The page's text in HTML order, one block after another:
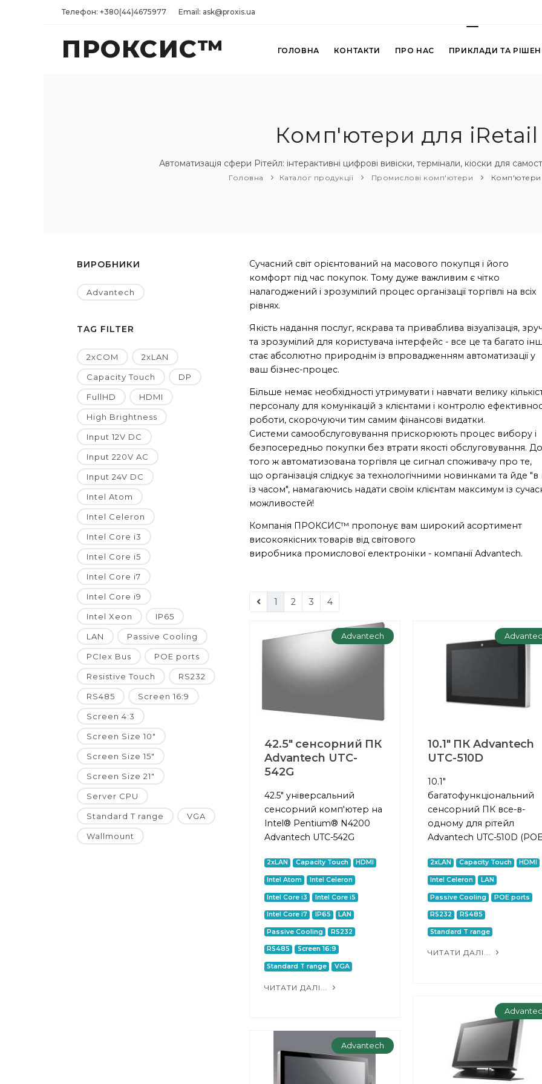
Телефон: +380(44)4675977 Email: ask@proxis.ua
ПРОКСИС™ ГОЛОВНА КОНТАКТИ ПРО НАС ПРИКЛАДИ ТА
Комп'ютери для iRetail
Автоматизація сфери Рітейл: інтерактивні цифрові вивіски, термінали, кіоски для
Головна Каталог продукції Промислові комп'ютери Комп'ютери
ВИРОБНИКИ
Advantech
TAG FILTER
2xCOM 2xLAN
Capacity Touch DP
FullHD HDMI
High Brightness
Input 12V DC
Input 220V AC
Input 24V DC
Intel Atom
Intel Celeron
Intel Core i3
Intel Core i5
Intel Core i7
Intel Core i9
Intel Xeon IP65
LAN Passive Cooling
PCIex Bus POE ports
Resistive Touch RS232
RS485 Screen 16:9
Screen 4:3
Screen Size 10"
Screen Size 15"
Screen Size 21"
Server CPU
Standard T range VGA
Wallmount
Сучасний світ орієнтований на масового покупця і його
комфорт під час покупок. Тому дуже важливим є чітко
налагоджений і зрозумілий процес організації торгівлі на всіх
рівнях.
Якість надання послуг, яскрава та приваблива візуалізація,
та зрозумілий для користувача інтерфейс - все це та багато
стає абсолютно природнім із впровадженням автоматизації у
ваш бізнес-процес.
Більше немає необхідності утримувати і навчати велику
персоналу для комунікацій з клієнтами і контролю
роботи, скорочуючи тим самим фінансові видатки.
Системи самообслуговування прискорюють процес вибору і
безпосередньо покупки без втрати якості обслуговування. До
того ж автоматизована торгівля це сигнал споживачу про те,
що організація слідкує за технологічними новинками та йде "в
із часом", намагаючись надати своїм клієнтам максимум із
можливостей!
Компанія ПРОКСИС™ пропонує вам широкий асортимент
високоякісних товарів від світового
виробника промислової електроніки - компанії Advantech.
1 2 3 4
Advantech
42.5" сенсорний ПК
Advantech UTC-
542G
42.5" універсальний
сенсорний комп'ютер на
Intel® Pentium® N4200
Advantech UTC-542G
2xLAN Capacity Touch HDMI
Intel Atom Intel Celeron
Intel Core i3 Intel Core i5
Intel Core i7 IP65 LAN
Passive Cooling RS232
RS485 Screen 16:9
Standard T range VGA
ЧИТАТИ ДАЛІ...
10.1" ПК Advantech
UTC-510D
10.1"
багатофункціональний
сенсорний ПК все-в-
одному для рітейл
Advantech UTC-510D
2xLAN Capacity Touch HDMI
Intel Celeron LAN
Passive Cooling POE ports
RS232 RS485
Standard T range
ЧИТАТИ ДАЛІ...
Advantech